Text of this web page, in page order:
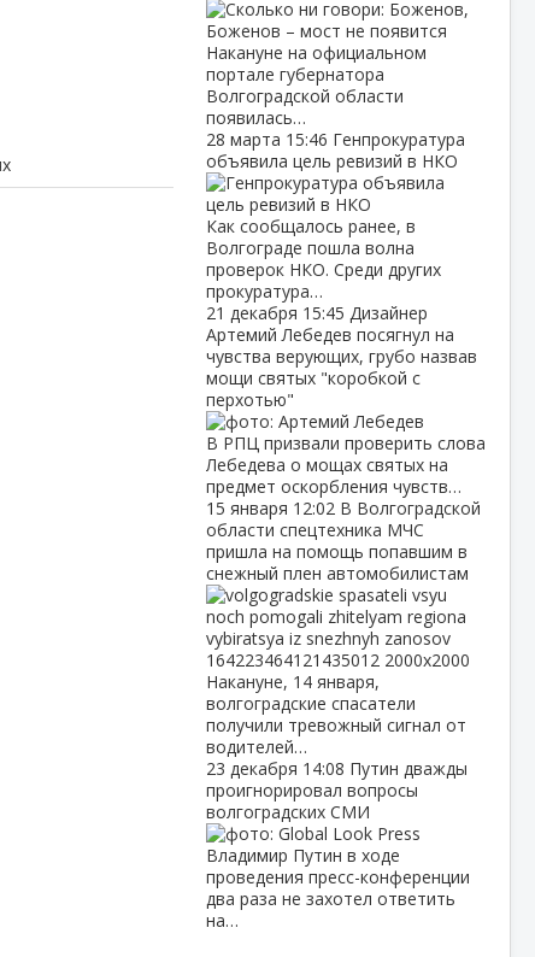
Накануне на официальном
портале губернатора
Волгоградской области
появилась…
28 марта 15:46 Генпрокуратура
объявила цель ревизий в НКО
Как сообщалось ранее, в
Волгограде пошла волна
проверок НКО. Среди других
прокуратура…
21 декабря 15:45 Дизайнер
Артемий Лебедев посягнул на
чувства верующих, грубо назвав
мощи святых "коробкой с
перхотью"
В РПЦ призвали проверить слова
Лебедева о мощах святых на
предмет оскорбления чувств…
15 января 12:02 В Волгоградской
области спецтехника МЧС
пришла на помощь попавшим в
снежный плен автомобилистам
Накануне, 14 января,
волгоградские спасатели
получили тревожный сигнал от
водителей…
23 декабря 14:08 Путин дважды
проигнорировал вопросы
волгоградских СМИ
Владимир Путин в ходе
проведения пресс-конференции
два раза не захотел ответить
на…